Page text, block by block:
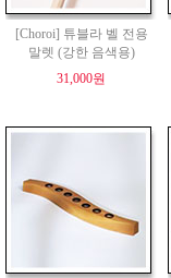
[Choroi] 튜블라 벨 전용
말렛 (강한 음색용)
31,000원